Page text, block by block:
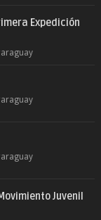
Expedición
Juvenil